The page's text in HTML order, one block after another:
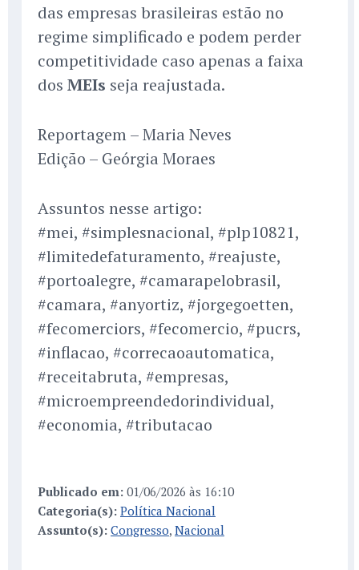
das empresas brasileiras estão no
regime simplificado e podem perder
competitividade caso apenas a faixa
dos MEIs seja reajustada.
Reportagem – Maria Neves
Edição – Geórgia Moraes
Assuntos nesse artigo:
#mei, #simplesnacional, #plp10821,
#limitedefaturamento, #reajuste,
#portoalegre, #camarapelobrasil,
#camara, #anyortiz, #jorgegoetten,
#fecomerciors, #fecomercio, #pucrs,
#inflacao, #correcaoautomatica,
#receitabruta, #empresas,
#microempreendedorindividual,
#economia, #tributacao
Publicado em: 01/06/2026 às 16:10
Categoria(s): Política Nacional
Assunto(s): Congresso, Nacional